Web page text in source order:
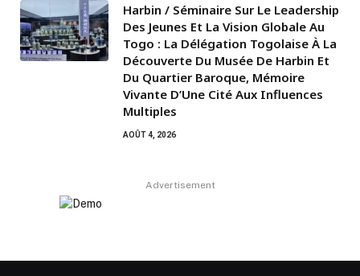
Harbin / Séminaire Sur Le Leadership
Des Jeunes Et La Vision Globale Au
Togo : La Délégation Togolaise À La
Découverte Du Musée De Harbin Et
Du Quartier Baroque, Mémoire
Vivante D’Une Cité Aux Influences
Multiples
AOÛT 4, 2026
Advertisement